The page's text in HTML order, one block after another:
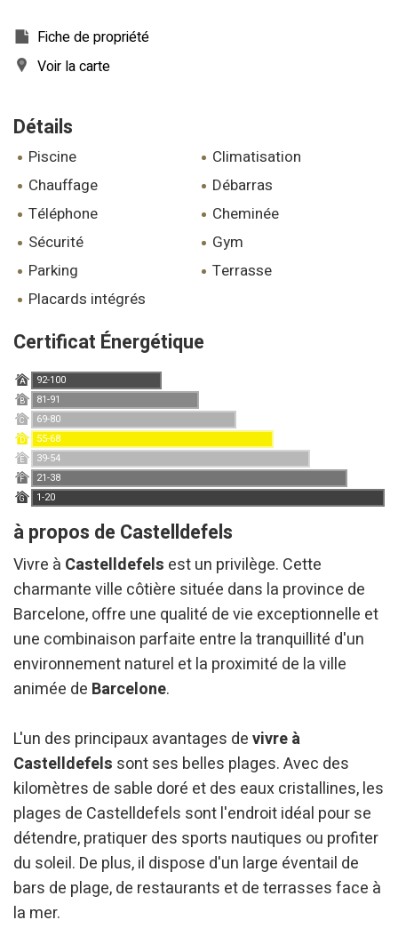
Fiche de propriété
Voir la carte
Détails
piscine
climatisation
chauffage
débarras
téléphone
cheminée
sécurité
gym
parking
terrasse
placards intégrés
Certificat Énergétique
A 92-100
B 81-91
C 69-80
D 55-68
E 39-54
F 21-38
G 1-20
à propos de Castelldefels
Vivre à Castelldefels est un privilège. Cette
charmante ville côtière située dans la province de
Barcelone, offre une qualité de vie exceptionnelle et
une combinaison parfaite entre la tranquillité d'un
environnement naturel et la proximité de la ville
animée de Barcelone.
L'un des principaux avantages devivre à
Castelldefels sont ses belles plages. Avec des
kilomètres de sable doré et des eaux cristallines, les
plages de Castelldefels sont l'endroit idéal pour se
détendre, pratiquer des sports nautiques ou profiter
du soleil. De plus, il dispose d'un large éventail de
bars de plage, de restaurants et de terrasses face à
la mer.
grâce à l'observation continue de ses habitudes de
navigation. Grâce à eux, nous pouvons connaître les
habitudes de navigation sur le site Web et afficher des
publicités liées au profil de navigation de l'utilisateur.